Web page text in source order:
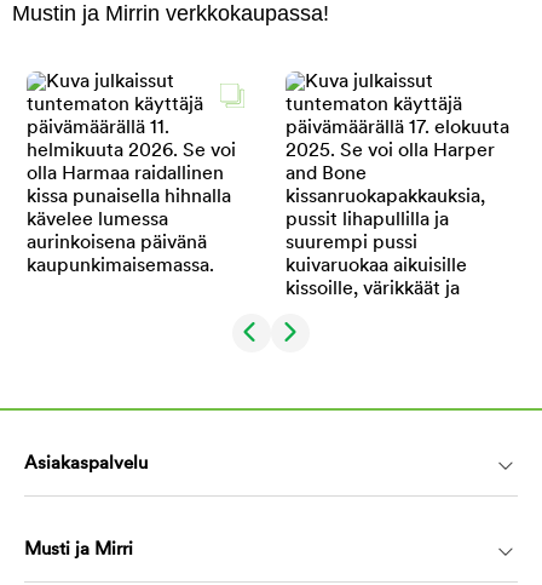
Mustin ja Mirrin verkkokaupassa!
Asiakaspalvelu
Musti ja Mirri